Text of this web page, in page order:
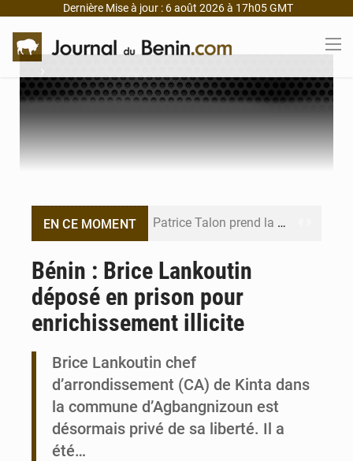
Dernière Mise à jour : 6 août 2026 à 17h05 GMT
›
EN CE MOMENT Patrice Talon prend la tête du premier bureau du Sénat du Bénin
Bénin : Brice Lankoutin
déposé en prison pour
enrichissement illicite
Brice Lankoutin chef
d’arrondissement (CA) de Kinta dans
la commune d’Agbangnizoun est
désormais privé de sa liberté. Il a
été…